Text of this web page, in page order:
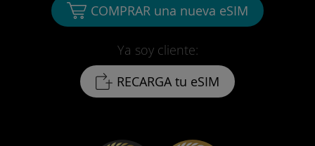
Ya soy cliente:
RECARGA tu eSIM
COMPRAR una nueva eSIM